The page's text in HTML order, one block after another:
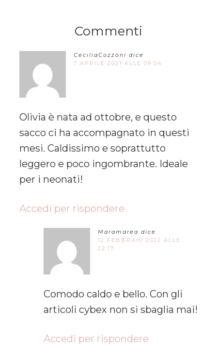
Commenti
CeciliaCozzoni dice
7 APRILE 2021 ALLE 09:54
Olivia è nata ad ottobre, e questo
sacco ci ha accompagnato in questi
mesi. Caldissimo e soprattutto
leggero e poco ingombrante. Ideale
per i neonati!
Accedi per rispondere
Maramarea dice
12 FEBBRAIO 2022 ALLE
22:17
Comodo caldo e bello. Con gli
articoli cybex non si sbaglia mai!
Accedi per rispondere